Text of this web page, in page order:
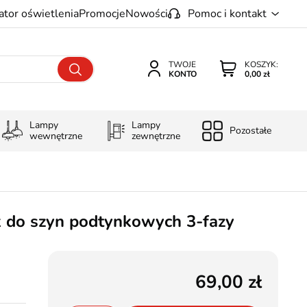
oświetleniaPromocjeNowości Pomoc i kontakt
KOSZYK:
0,00 zł
TWOJE
KONTO
Lampy
wewnętrzne
Lampy
zewnętrzne
Pozostałe
do szyn podtynkowych 3-fazy
69,00